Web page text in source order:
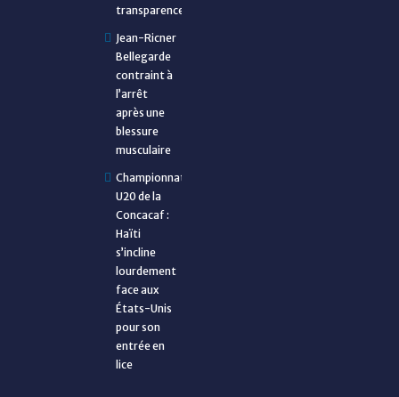
transparence
Jean-Ricner
Bellegarde
contraint à
l’arrêt
après une
blessure
musculaire
Championnat
U20 de la
Concacaf :
Haïti
s’incline
lourdement
face aux
États-Unis
pour son
entrée en
lice